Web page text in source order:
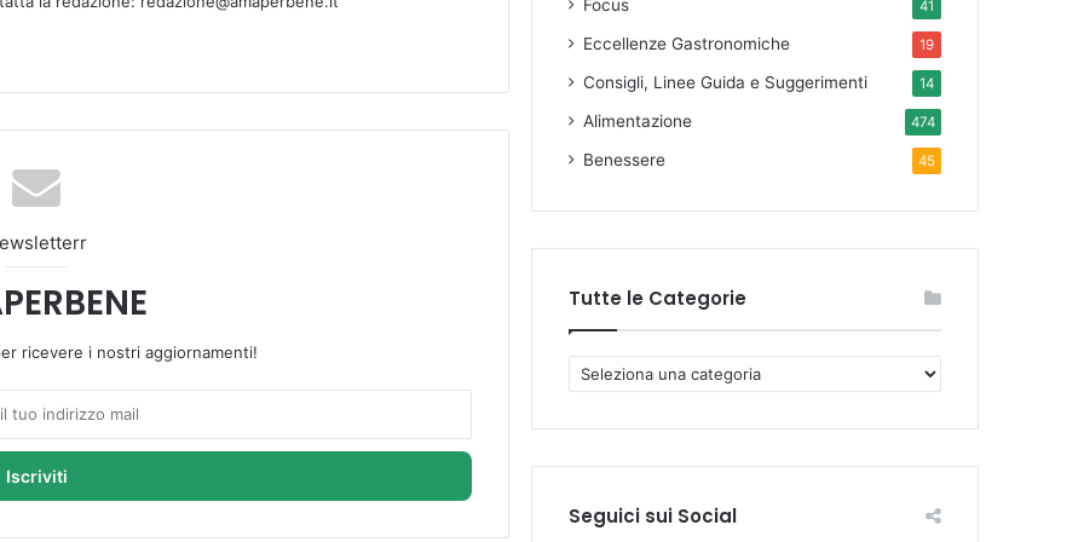
ricevere i nostri aggiornamenti!
Focus 41
Eccellenze Gastronomiche 19
Consigli, Linee Guida e Suggerimenti 14
Alimentazione 474
Benessere 45
Tutte le Categorie
u
e
e
Seguici sui Social